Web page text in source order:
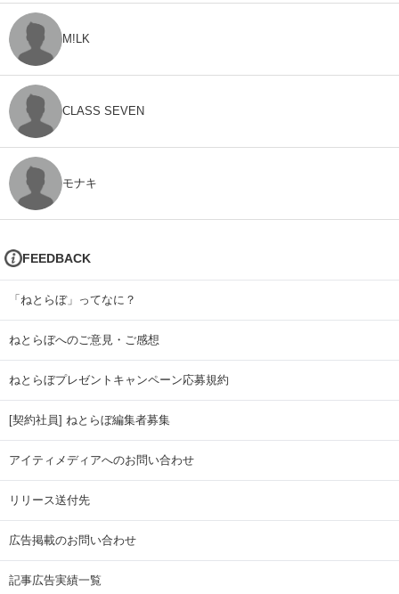
M!LK
CLASS SEVEN
モナキ
FEEDBACK
「ねとらぼ」ってなに？
ねとらぼへのご意見・ご感想
ねとらぼプレゼントキャンペーン応募規約
[契約社員] ねとらぼ編集者募集
アイティメディアへのお問い合わせ
リリース送付先
広告掲載のお問い合わせ
記事広告実績一覧